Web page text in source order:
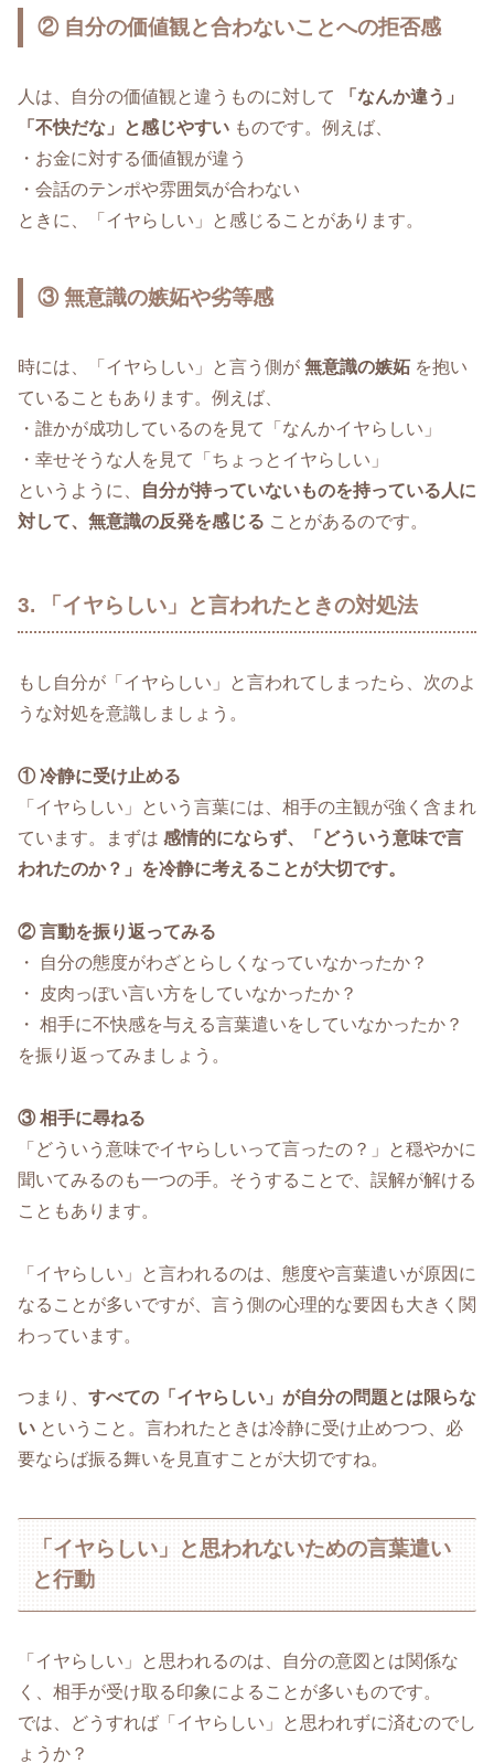
② 自分の価値観と合わないことへの拒否感
人は、自分の価値観と違うものに対して
「なんか違う」
「不快だな」と感じやすい ものです。例えば、
・お金に対する価値観が違う
・会話のテンポや雰囲気が合わない
ときに、「イヤらしい」と感じることがあります。
③ 無意識の嫉妬や劣等感
時には、「イヤらしい」と言う側が 無意識の嫉妬 を抱い
ていることもあります。例えば、
・誰かが成功しているのを見て「なんかイヤらしい」
・幸せそうな人を見て「ちょっとイヤらしい」
というように、
自分が持っていないものを持っている人に
対して、無意識の反発を感じる ことがあるのです。
3. 「イヤらしい」と言われたときの対処法
もし自分が「イヤらしい」と言われてしまったら、次のよ
うな対処を意識しましょう。
① 冷静に受け止める
「イヤらしい」という言葉には、相手の主観が強く含まれ
ています。まずは 感情的にならず、「どういう意味で言
われたのか？」を冷静に考えることが大切です。
② 言動を振り返ってみる
・ 自分の態度がわざとらしくなっていなかったか？
・ 皮肉っぽい言い方をしていなかったか？
・ 相手に不快感を与える言葉遣いをしていなかったか？
を振り返ってみましょう。
③ 相手に尋ねる
「どういう意味でイヤらしいって言ったの？」と穏やかに
聞いてみるのも一つの手。そうすることで、誤解が解ける
こともあります。
「イヤらしい」と言われるのは、態度や言葉遣いが原因に
なることが多いですが、言う側の心理的な要因も大きく関
わっています。
つまり、 すべての「イヤらしい」が自分の問題とは限らな
い ということ。言われたときは冷静に受け止めつつ、必
要ならば振る舞いを見直すことが大切ですね。
「イヤらしい」と思われないための言葉遣い
と行動
「イヤらしい」と思われるのは、自分の意図とは関係な
く、相手が受け取る印象によることが多いものです。
では、どうすれば「イヤらしい」と思われずに済むのでし
ょうか？